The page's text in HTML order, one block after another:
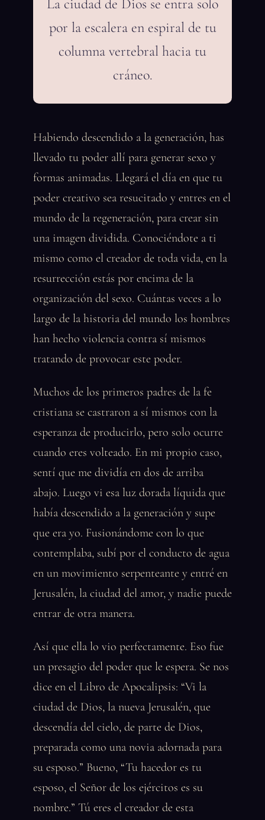
La ciudad de Dios se entra solo
por la escalera en espiral de tu
columna vertebral hacia tu
cráneo.
Habiendo descendido a la generación, has
llevado tu poder allí para generar sexo y
formas animadas. Llegará el día en que tu
poder creativo sea resucitado y entres en el
mundo de la regeneración, para crear sin
una imagen dividida. Conociéndote a ti
mismo como el creador de toda vida, en la
resurrección estás por encima de la
organización del sexo. Cuántas veces a lo
largo de la historia del mundo los hombres
han hecho violencia contra sí mismos
tratando de provocar este poder.
Muchos de los primeros padres de la fe
cristiana se castraron a sí mismos con la
esperanza de producirlo, pero solo ocurre
cuando eres volteado. En mi propio caso,
sentí que me dividía en dos de arriba
abajo. Luego vi esa luz dorada líquida que
había descendido a la generación y supe
que era yo. Fusionándome con lo que
contemplaba, subí por el conducto de agua
en un movimiento serpenteante y entré en
Jerusalén, la ciudad del amor, y nadie puede
entrar de otra manera.
Así que ella lo vio perfectamente. Eso fue
un presagio del poder que le espera. Se nos
dice en el Libro de Apocalipsis: “Vi la
ciudad de Dios, la nueva Jerusalén, que
descendía del cielo, de parte de Dios,
preparada como una novia adornada para
su esposo.” Bueno, “Tu hacedor es tu
esposo, el Señor de los ejércitos es su
nombre.” Tú eres el creador de esta